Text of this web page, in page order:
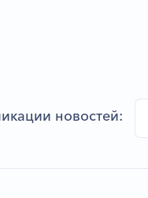
новостей: